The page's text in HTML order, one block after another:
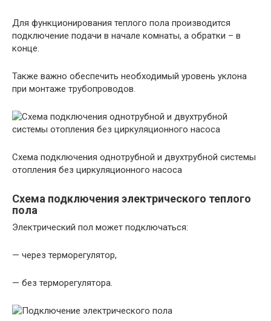
Для функционирования теплого пола производится
подключение подачи в начале комнаты, а обратки – в
конце.
Также важно обеспечить необходимый уровень уклона
при монтаже трубопроводов.
Схема подключения однотрубной и двухтрубной системы
отопления без циркуляционного насоса
Схема подключения электрического теплого
пола
Электрический пол может подключаться:
— через терморегулятор,
— без терморегулятора.